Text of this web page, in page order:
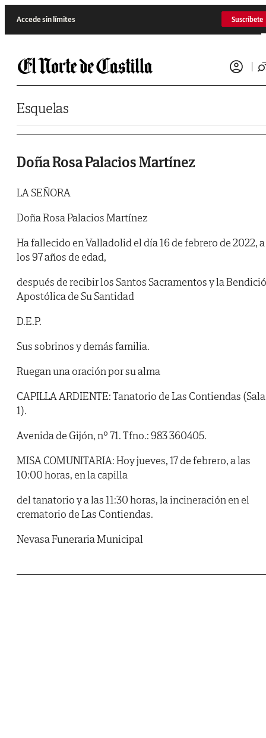
Accede sin límites Suscríbete
Esquelas
Doña Rosa Palacios Martínez
LA SEÑORA
Doña Rosa Palacios Martínez
Ha fallecido en Valladolid el día 16 de febrero de 2022, a
los 97 años de edad,
después de recibir los Santos Sacramentos y la
Apostólica de Su Santidad
D.E.P.
Sus sobrinos y demás familia.
Ruegan una oración por su alma
CAPILLA ARDIENTE: Tanatorio de Las Contiendas (Sala
1).
Avenida de Gijón, nº 71. Tfno.: 983 360405.
MISA COMUNITARIA: Hoy jueves, 17 de febrero, a las
10:00 horas, en la capilla
del tanatorio y a las 11:30 horas, la incineración en el
crematorio de Las Contiendas.
Nevasa Funeraria Municipal